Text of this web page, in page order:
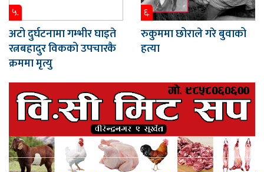
५.
अटो दुर्घटनामा गम्भीर घाइते
रत्नबहादुर विकको उपचारकै
क्रममा मृत्यु
६.
रुकुममा छोराले गरे बुवाको
हत्या